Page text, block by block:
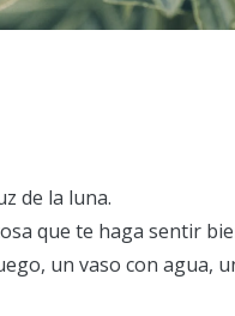
de la luna.
que te haga sentir
un vaso con agua,